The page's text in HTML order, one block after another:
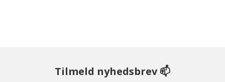
Tilmeld nyhedsbrev 📫